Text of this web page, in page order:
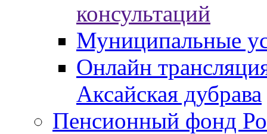
консультаций
Муниципальные
Онлайн
Аксайская дубрава
Пенсионный фонд